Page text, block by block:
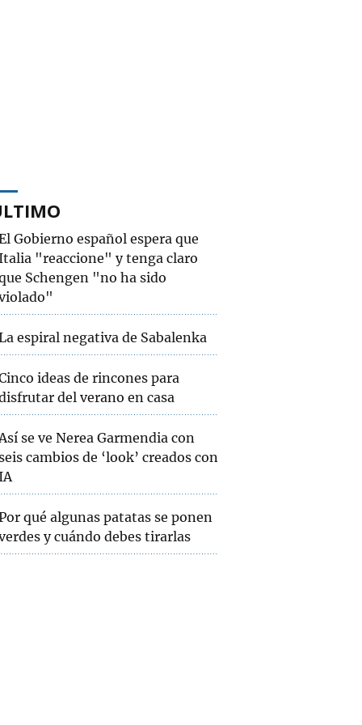
Gobierno español espera que
"reaccione" y tenga claro
Schengen "no ha sido
espiral negativa de Sabalenka
ideas de rincones para
del verano en casa
se ve Nerea Garmendia con
cambios de ‘look’ creados con
qué algunas patatas se ponen
y cuándo debes tirarlas